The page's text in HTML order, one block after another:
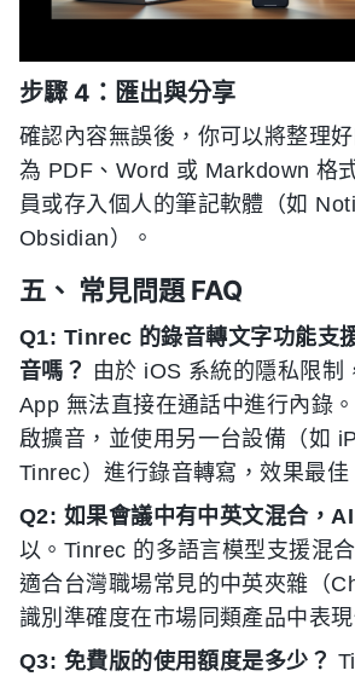
步驟 4：匯出與分享
確認內容無誤後，你可以將整理
為 PDF、Word 或 Markdown 格
員或存入個人的筆記軟體（如
Obsidian）。
五、 常見問題 FAQ
Q1: Tinrec 的錄音轉文字功能支
音嗎？ 由於 iOS 系統的隱私限制
App 無法直接在通話中進行內錄
啟擴音，並使用另一台設備（如
Tinrec）進行錄音轉寫，效果最佳
Q2: 如果會議中有中英文混合，
以。Tinrec 的多語言模型支援混
適合台灣職場常見的中英夾雜（
識別準確度在市場同類產品中表現
Q3: 免費版的使用額度是多少？